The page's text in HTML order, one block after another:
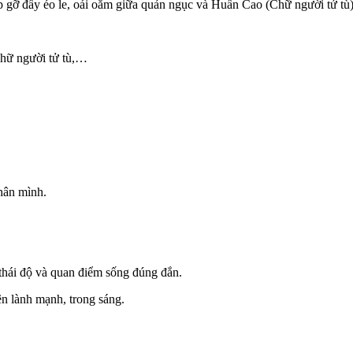
đầy éo le, oái oăm giữa quản ngục và Huấn Cao (Chữ người tử
người tử tù,…
mình.
độ và quan điểm sống đúng đắn.
lành mạnh, trong sáng.